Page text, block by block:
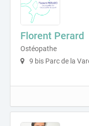
Florent Perard
Ostéopathe
9 bis Parc de la